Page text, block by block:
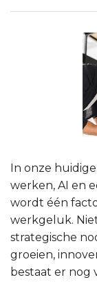
In onze
werken, AI en
wordt één
werkgeluk.
strategische
groeien,
bestaat er nog